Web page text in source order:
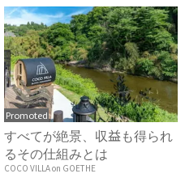
Promoted
すべてが絶景、収益も得られ
るその仕組みとは
COCO VILLA on GOETHE